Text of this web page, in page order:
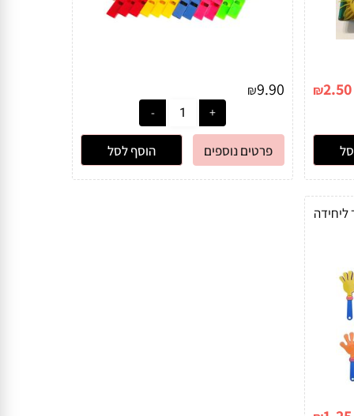
₪2.50
₪9.90
פרטים נוספים הוסף לסל
מחיר ליחידה